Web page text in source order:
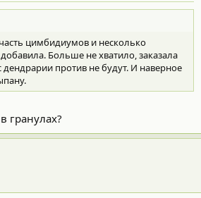
часть цимбидиумов и несколько
Больше не хватило, заказала
против не будут. И наверное
гранулах?